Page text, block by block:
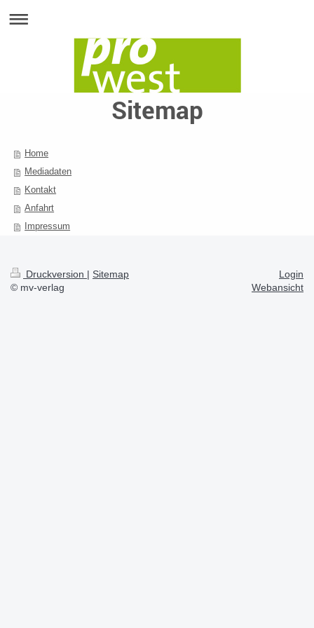
Sitemap
Home
Mediadaten
Kontakt
Anfahrt
Impressum
Druckversion | Sitemap
© mv-verlag
Login
Webansicht